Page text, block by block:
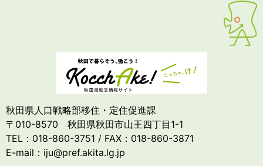
秋田県人口戦略部移住・定住促進課
〒010-8570 秋田県秋田市山王四丁目1-1
TEL：018-860-3751 / FAX：018-860-3871
E-mail：iju@pref.akita.lg.jp